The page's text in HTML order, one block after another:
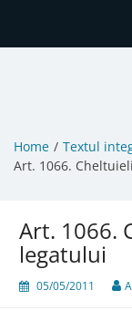
Home
Textul
Art. 1066.
Art. 1066.
legatului
05/05/2011